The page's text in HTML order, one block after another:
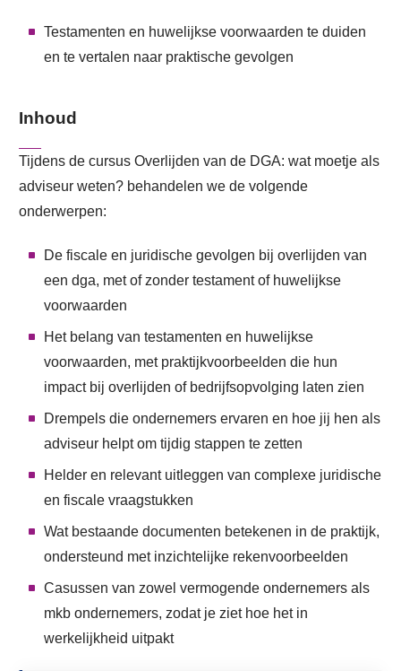
Testamenten en huwelijkse voorwaarden te duiden
en te vertalen naar praktische gevolgen
Inhoud
Tijdens de cursus Overlijden van de DGA: wat moetje als
adviseur weten? behandelen we de volgende
onderwerpen:
De fiscale en juridische gevolgen bij overlijden van
een dga, met of zonder testament of huwelijkse
voorwaarden
Het belang van testamenten en huwelijkse
voorwaarden, met praktijkvoorbeelden die hun
impact bij overlijden of bedrijfsopvolging laten zien
Drempels die ondernemers ervaren en hoe jij hen als
adviseur helpt om tijdig stappen te zetten
Helder en relevant uitleggen van complexe juridische
en fiscale vraagstukken
Wat bestaande documenten betekenen in de praktijk,
ondersteund met inzichtelijke rekenvoorbeelden
Casussen van zowel vermogende ondernemers als
mkb ondernemers, zodat je ziet hoe het in
werkelijkheid uitpakt